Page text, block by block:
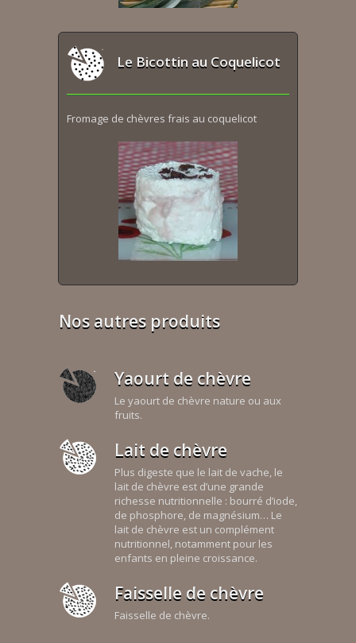
Le Bicottin au Coquelicot
Fromage de chèvres frais au coquelicot
Nos autres produits
Yaourt de chèvre
Le yaourt de chèvre nature ou aux
fruits.
Lait de chèvre
Plus digeste que le lait de vache, le
lait de chèvre est d’une grande
richesse nutritionnelle : bourré d’iode,
de phosphore, de magnésium… Le
lait de chèvre est un complément
nutritionnel, notamment pour les
enfants en pleine croissance.
Faisselle de chèvre
Faisselle de chèvre.